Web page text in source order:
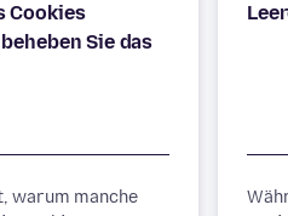
Cookies
Sie das
warum manche